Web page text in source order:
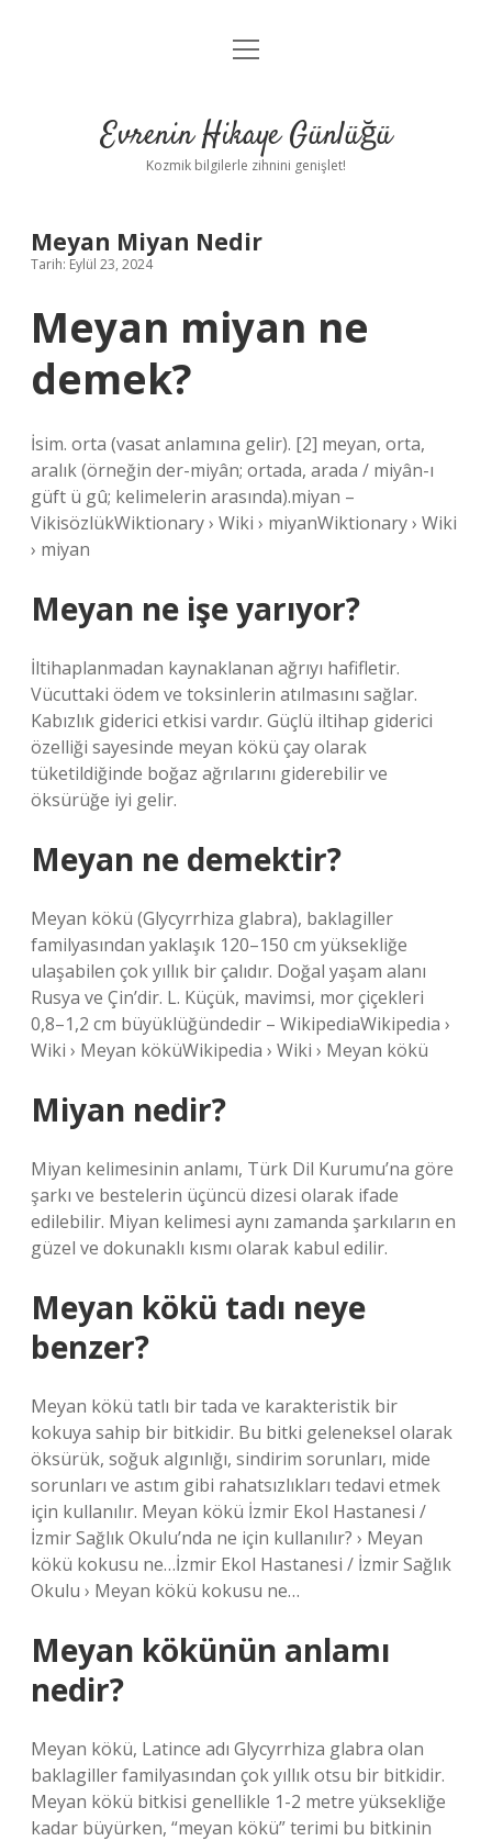
Anasayfa
Yasal Uyarı
menüyü
Evrenin Hikaye Günlüğü
Kozmik bilgilerle zihnini genişlet!
Meyan Miyan Nedir
Tarih: Eylül 23, 2024
Meyan miyan ne
demek?
İsim. orta (vasat anlamına gelir). [2] meyan, orta,
aralık (örneğin der-miyân; ortada, arada / miyân-ı
güft ü gû; kelimelerin arasında).miyan –
VikisözlükWiktionary › Wiki › miyanWiktionary › Wiki
› miyan
Meyan ne işe yarıyor?
İltihaplanmadan kaynaklanan ağrıyı hafifletir.
Vücuttaki ödem ve toksinlerin atılmasını sağlar.
Kabızlık giderici etkisi vardır. Güçlü iltihap giderici
özelliği sayesinde meyan kökü çay olarak
tüketildiğinde boğaz ağrılarını giderebilir ve
öksürüğe iyi gelir.
Meyan ne demektir?
Meyan kökü (Glycyrrhiza glabra), baklagiller
familyasından yaklaşık 120–150 cm yüksekliğe
ulaşabilen çok yıllık bir çalıdır. Doğal yaşam alanı
Rusya ve Çin’dir. L. Küçük, mavimsi, mor çiçekleri
0,8–1,2 cm büyüklüğündedir – WikipediaWikipedia ›
Wiki › Meyan köküWikipedia › Wiki › Meyan kökü
Miyan nedir?
Miyan kelimesinin anlamı, Türk Dil Kurumu’na göre
şarkı ve bestelerin üçüncü dizesi olarak ifade
edilebilir. Miyan kelimesi aynı zamanda şarkıların en
güzel ve dokunaklı kısmı olarak kabul edilir.
Meyan kökü tadı neye
benzer?
Meyan kökü tatlı bir tada ve karakteristik bir
kokuya sahip bir bitkidir. Bu bitki geleneksel olarak
öksürük, soğuk algınlığı, sindirim sorunları, mide
sorunları ve astım gibi rahatsızlıkları tedavi etmek
için kullanılır. Meyan kökü İzmir Ekol Hastanesi /
İzmir Sağlık Okulu’nda ne için kullanılır? › Meyan
kökü kokusu ne…İzmir Ekol Hastanesi / İzmir Sağlık
Okulu › Meyan kökü kokusu ne…
Meyan kökünün anlamı
nedir?
Meyan kökü, Latince adı Glycyrrhiza glabra olan
baklagiller familyasından çok yıllık otsu bir bitkidir.
Meyan kökü bitkisi genellikle 1-2 metre yüksekliğe
kadar büyürken, “meyan kökü” terimi bu bitkinin